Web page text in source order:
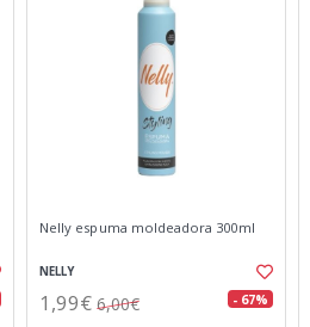
Nelly espuma moldeadora 300ml
NELLY
1,99€ 6,00€ - 67%